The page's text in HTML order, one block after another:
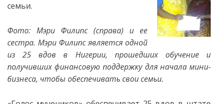
семьи.
Фото: Мэри Филипс (справа) и ее
сестра. Мэри Филипс является одной
из 25 вдов в Нигерии, прошедших обучение и
получивших финансовую поддержку для начала мини-
бизнеса, чтобы обеспечивать свои семьи.